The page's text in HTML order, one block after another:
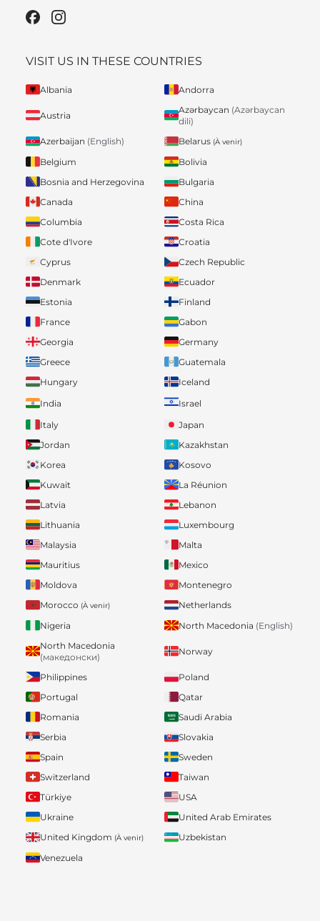
VISIT US IN THESE COUNTRIES
Albania Andorra
Austria
Azərbaycan (Azərbaycan
dili)
Azerbaijan (English) Belarus (À venir)
Belgium
Bolivia
Bosnia and Herzegovina
Bulgaria
Canada
China
Columbia
Costa Rica
Cote d'Ivore
Croatia
Cyprus
Czech Republic
Denmark
Ecuador
Estonia
Finland
France
Gabon
Georgia
Germany
Greece
Guatemala
Hungary
Iceland
India
Israel
Italy
Japan
Jordan
Kazakhstan
Korea
Kosovo
Kuwait
La Réunion
Latvia
Lebanon
Lithuania
Luxembourg
Malaysia
Malta
Mauritius
Mexico
Moldova
Montenegro
Morocco (À venir)
Netherlands
Nigeria
North Macedonia (English)
North Macedonia
(македонски)
Norway
Philippines
Poland
Portugal
Qatar
Romania
Saudi Arabia
Serbia
Slovakia
Spain
Sweden
Switzerland
Taiwan
Türkiye
USA
Ukraine
United Arab Emirates
United Kingdom (À venir)
Uzbekistan
Venezuela